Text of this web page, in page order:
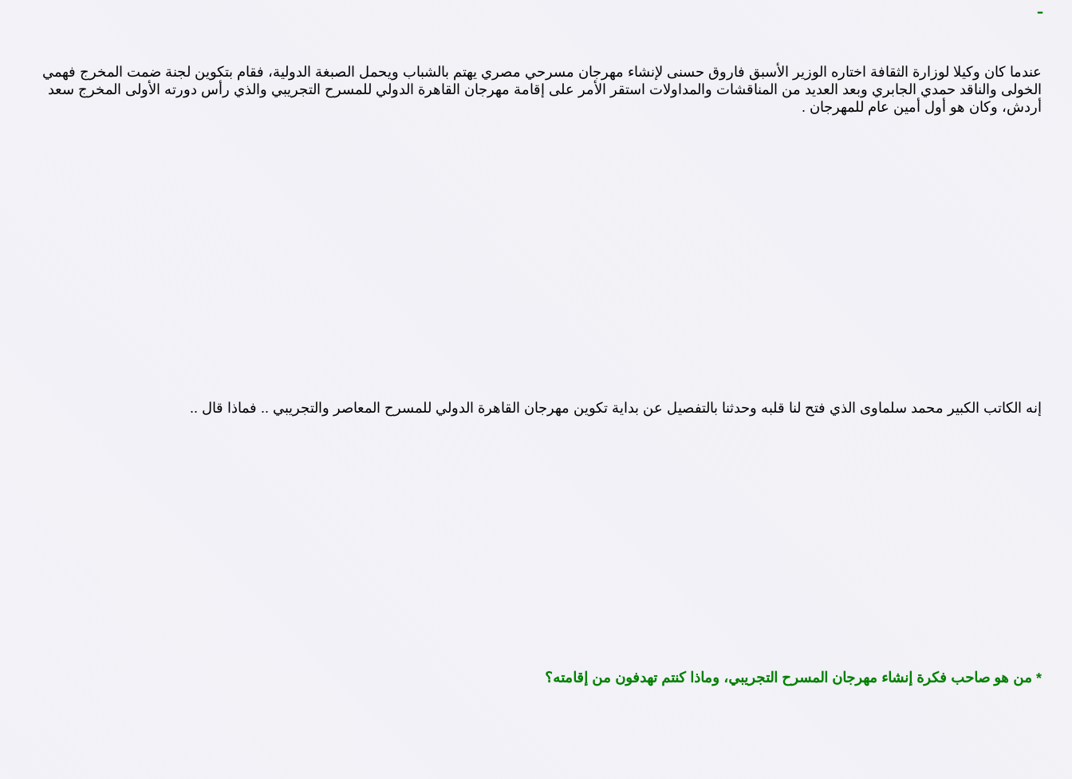
ـ
عندما كان وكيلا لوزارة الثقافة اختاره الوزير الأسبق فاروق حسنى لإنشاء مهرجان مسرحي مصري يهتم بالشباب ويحمل الصبغة الدولية، فقام بتكوين لجنة ضمت المخرج فهمي
الخولى والناقد حمدي الجابري وبعد العديد من المناقشات والمداولات استقر الأمر على إقامة مهرجان القاهرة الدولي للمسرح التجريبي والذي رأس دورته الأولى المخرج سعد
أردش، وكان هو أول أمين عام للمهرجان .
إنه الكاتب الكبير محمد سلماوى الذي فتح لنا قلبه وحدثنا بالتفصيل عن بداية تكوين مهرجان القاهرة الدولي للمسرح المعاصر والتجريبي .. فماذا قال ..
* من هو صاحب فكرة إنشاء مهرجان المسرح التجريبي، وماذا كنتم تهدفون من إقامته؟